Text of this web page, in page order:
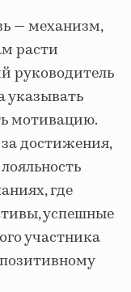
— механизм,
расти
руководитель
указывать
мотивацию.
достижения,
где
успешные
участника